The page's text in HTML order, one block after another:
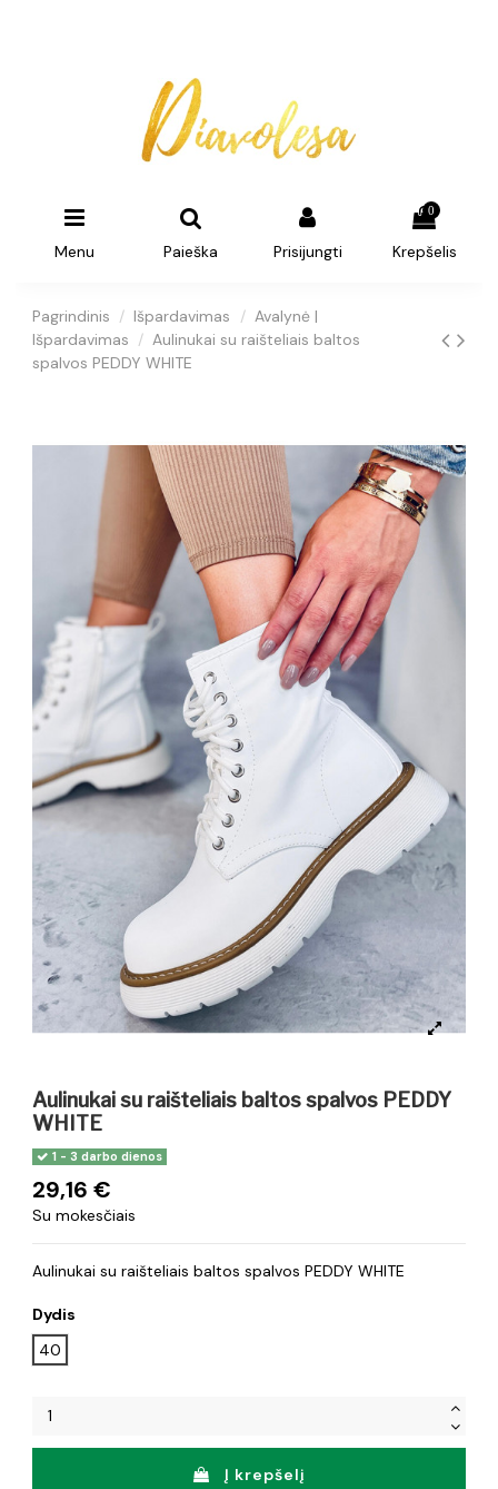
Menu Paieška Prisijungti
0
Krepšelis
Pagrindinis Išpardavimas
Avalynė |
Išpardavimas
Aulinukai su raišteliais baltos
spalvos PEDDY WHITE
Aulinukai su raišteliais baltos spalvos PEDDY
WHITE
1 - 3 darbo dienos
29,16 €
Su mokesčiais
Aulinukai su raišteliais baltos spalvos PEDDY WHITE
Dydis
40
Į krepšelį